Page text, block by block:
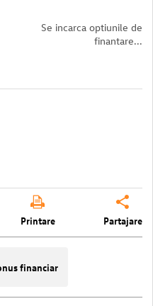
Se incarca optiunile de
finantare...
Printare Partajare
financiar